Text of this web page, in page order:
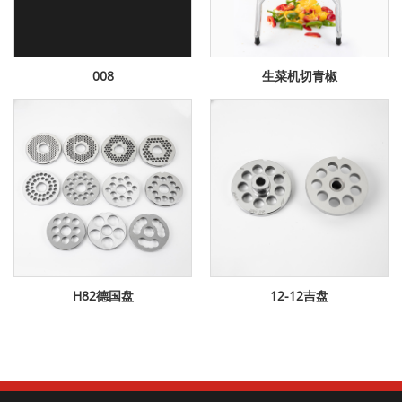
008 生菜机切青椒
H82德国盘 12-12吉盘